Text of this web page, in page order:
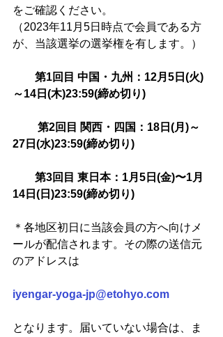
をご確認ください。
（2023年11月5日時点で会員である方
が、当該選挙の選挙権を有します。）
第1回目 中国・九州：12月5日(火)
～14日(木)23:59(締め切り)
27日(水)23:59(締め切り)
第3回目 東日本：1月5日(金)〜1月
14日(日)23:59(締め切り)
＊各地区初日に当該会員の方へ向けメ
ールが配信されます。その際の送信元
のアドレスは
iyengar-yoga-jp@etohyo.com
となります。届いていない場合は、ま